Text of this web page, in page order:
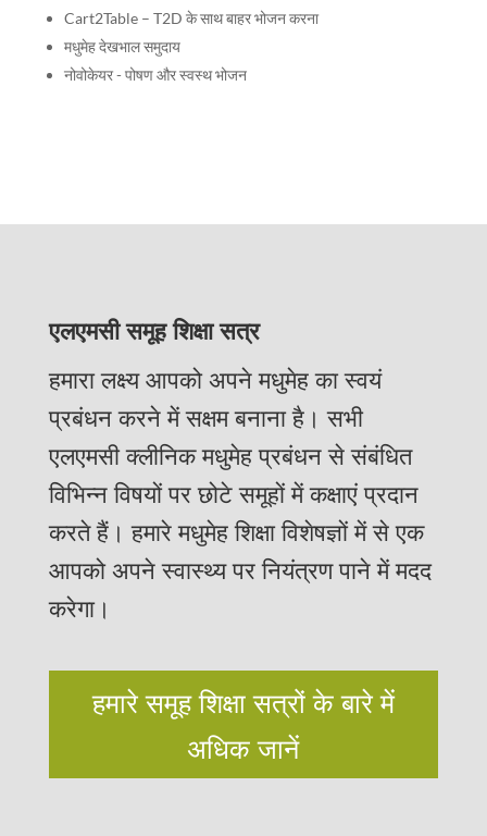
Cart2Table – T2D के साथ बाहर भोजन करना
मधुमेह देखभाल समुदाय
नोवोकेयर - पोषण और स्वस्थ भोजन
एलएमसी समूह शिक्षा सत्र
हमारा लक्ष्य आपको अपने मधुमेह का स्वयं
प्रबंधन करने में सक्षम बनाना है। सभी
एलएमसी क्लीनिक मधुमेह प्रबंधन से संबंधित
विभिन्न विषयों पर छोटे समूहों में कक्षाएं प्रदान
करते हैं। हमारे मधुमेह शिक्षा विशेषज्ञों में से एक
आपको अपने स्वास्थ्य पर नियंत्रण पाने में मदद
करेगा।
हमारे समूह शिक्षा सत्रों के बारे में
अधिक जानें